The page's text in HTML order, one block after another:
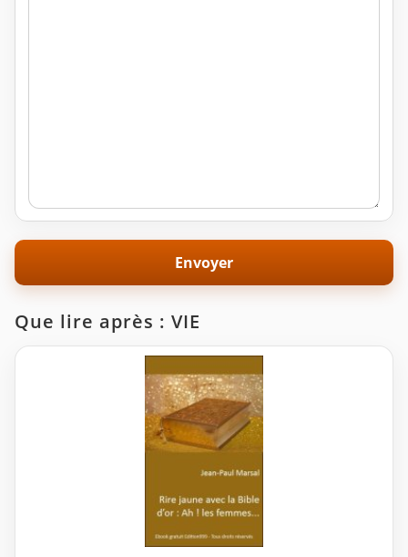
Que lire après : VIE